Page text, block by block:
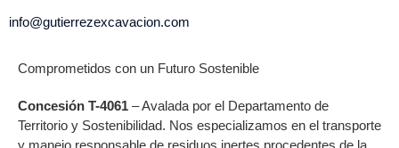
info@gutierrezexcavacion.com
Comprometidos con un Futuro Sostenible
Concesión T-4061 – Avalada por el Departamento de
Territorio y Sostenibilidad. Nos especializamos en el transporte